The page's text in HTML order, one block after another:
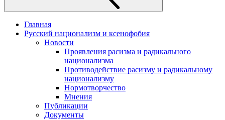
Главная
Русский национализм и ксенофобия
Новости
Проявления расизма и радикального
национализма
Противодействие расизму и радикальному
национализму
Нормотворчество
Мнения
Публикации
Документы